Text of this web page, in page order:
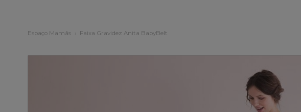
Espaço Mamãs Faixa Gravidez Anita BabyBelt